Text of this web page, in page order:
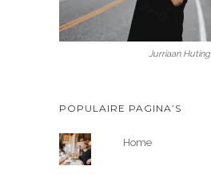
Jurriaan Huting
POPULAIRE PAGINA’S
Home